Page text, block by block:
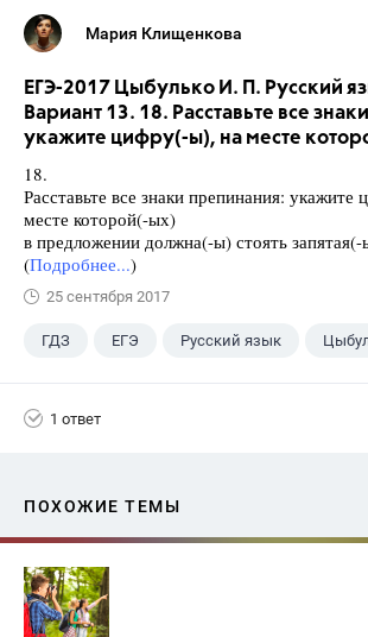
Мария Клищенкова
ЕГЭ-2017 Цыбулько И. П. Русский
Вариант 13. 18. Расставьте все
укажите цифру(-ы), на месте
18.
Расставьте все знаки препинания:
месте которой(-ых)
в предложении должна(-ы) стоять запятая(-
(Подробнее...)
25 сентября 2017
ГДЗ ЕГЭ Русский язык
1 ответ
ПОХОЖИЕ ТЕМЫ